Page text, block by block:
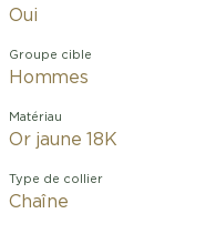
Oui
Groupe cible
Hommes
Matériau
Or jaune 18K
Type de collier
Chaîne